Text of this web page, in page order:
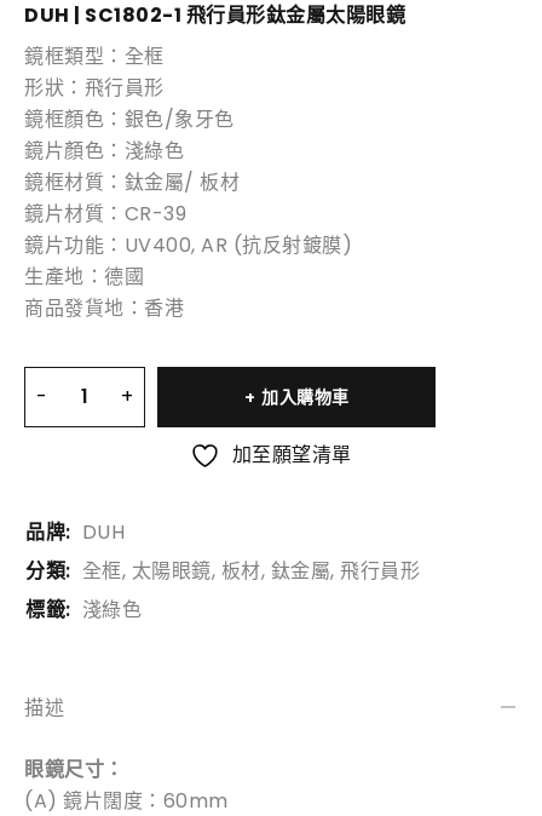
DUH | SC1802-1 飛行員形鈦金屬太陽眼鏡
鏡框類型：全框
形狀：飛行員形
鏡框顏色：銀色/象牙色
鏡片顏色：淺綠色
鏡框材質：鈦金屬/ 板材
鏡片材質：CR-39
鏡片功能：UV400, AR (抗反射鍍膜)
生產地：德國
商品發貨地：香港
加入購物車
加至願望清單
品牌: DUH
分類: 全框, 太陽眼鏡, 板材, 鈦金屬, 飛行員形
標籤: 淺綠色
描述
眼鏡尺寸：
(A) 鏡片闊度：60mm